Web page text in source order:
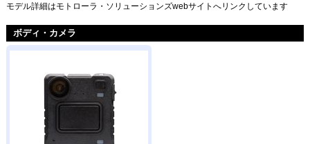
モデル詳細はモトローラ・ソリューションズwebサイトへリンクしています
ボディ・カメラ